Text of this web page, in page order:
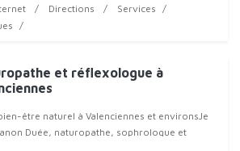
Directions
Services
et réflexologue à
être naturel à Valenciennes et environsJe
Duée, naturopathe, sophrologue et